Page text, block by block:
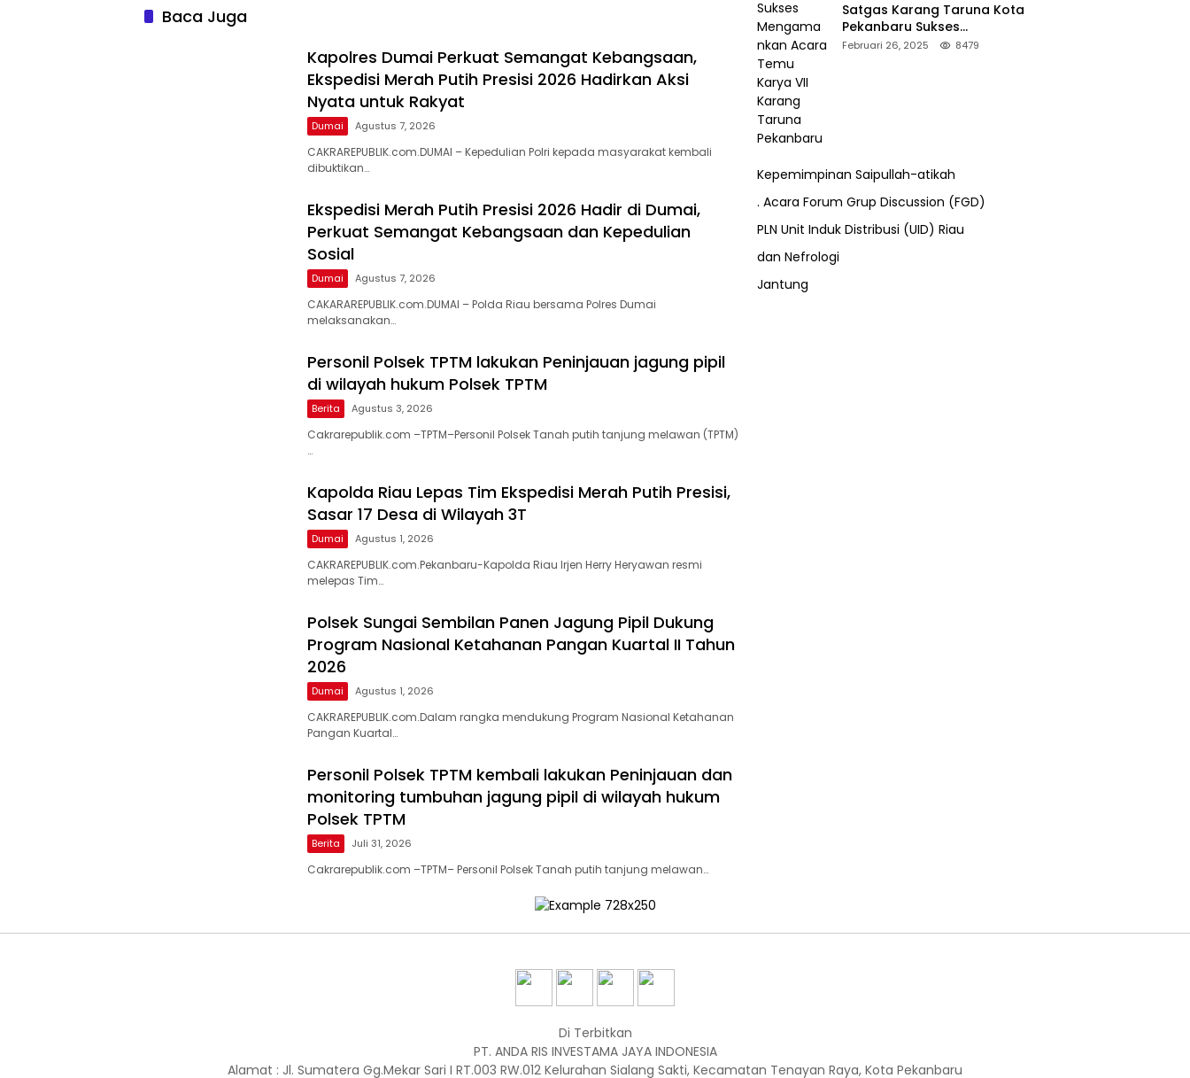
Baca Juga
Kapolres Dumai Perkuat Semangat Kebangsaan,
Ekspedisi Merah Putih Presisi 2026 Hadirkan Aksi
Nyata untuk Rakyat
Dumai Agustus 7, 2026
CAKRAREPUBLIK.com.DUMAI – Kepedulian Polri kepada masyarakat kembali
dibuktikan…
Ekspedisi Merah Putih Presisi 2026 Hadir di Dumai,
Perkuat Semangat Kebangsaan dan Kepedulian
Sosial
Dumai Agustus 7, 2026
CAKARAREPUBLIK.com.DUMAI – Polda Riau bersama Polres Dumai
melaksanakan…
Personil Polsek TPTM lakukan Peninjauan jagung pipil
di wilayah hukum Polsek TPTM
Berita Agustus 3, 2026
Cakrarepublik.com –TPTM–Personil Polsek Tanah putih tanjung melawan (TPTM)
…
Kapolda Riau Lepas Tim Ekspedisi Merah Putih Presisi,
Sasar 17 Desa di Wilayah 3T
Dumai Agustus 1, 2026
CAKRAREPUBLIK.com.Pekanbaru-Kapolda Riau Irjen Herry Heryawan resmi
melepas Tim…
Polsek Sungai Sembilan Panen Jagung Pipil Dukung
Program Nasional Ketahanan Pangan Kuartal II Tahun
2026
Dumai Agustus 1, 2026
CAKRAREPUBLIK.com.Dalam rangka mendukung Program Nasional Ketahanan
Pangan Kuartal…
Personil Polsek TPTM kembali lakukan Peninjauan dan
monitoring tumbuhan jagung pipil di wilayah hukum
Polsek TPTM
Berita Juli 31, 2026
Cakrarepublik.com –TPTM– Personil Polsek Tanah putih tanjung melawan…
Satgas Karang Taruna Kota
Pekanbaru Sukses
Mengamankan Acara Temu
Februari 26, 2025 8479
Kepemimpinan Saipullah-atikah
. Acara Forum Grup Discussion (FGD)
PLN Unit Induk Distribusi (UID) Riau
dan Nefrologi
Jantung
Di Terbitkan
PT. ANDA RIS INVESTAMA JAYA INDONESIA
Alamat : Jl. Sumatera Gg.Mekar Sari I RT.003 RW.012 Kelurahan Sialang Sakti, Kecamatan Tenayan Raya, Kota Pekanbaru